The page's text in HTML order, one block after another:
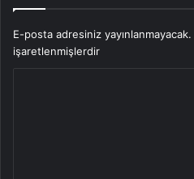
E-posta adresiniz yayınlanmayacak.
işaretlenmişlerdir